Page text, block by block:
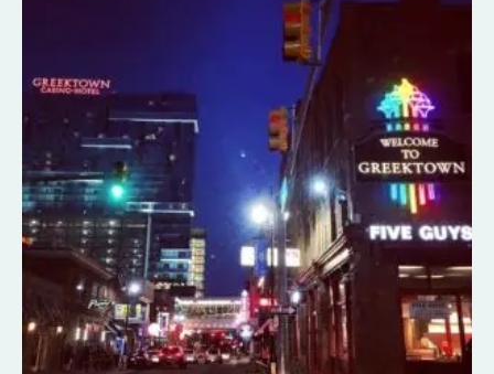
المتحدة
؟!